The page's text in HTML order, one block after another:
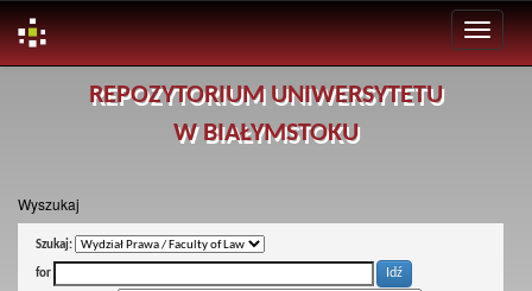
REPOZYTORIUM UNIWERSYTETU
W BIAŁYMSTOKU
Wyszukaj
Szukaj:
for